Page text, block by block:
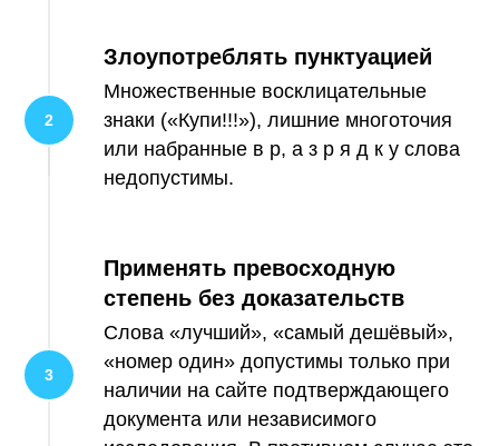
Злоупотреблять пунктуацией
Множественные восклицательные
знаки («Купи!!!»), лишние многоточия
или набранные в р, а з р я д к у слова
недопустимы.
Применять превосходную
степень без доказательств
Слова «лучший», «самый дешёвый»,
«номер один» допустимы только при
наличии на сайте подтверждающего
документа или независимого